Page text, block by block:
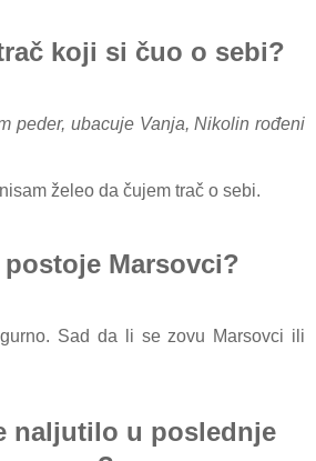
koji si čuo o sebi?
peder, ubacuje Vanja, Nikolin rođeni
želeo da čujem trač o sebi.
postoje Marsovci?
Sad da li se zovu Marsovci ili
naljutilo u poslednje